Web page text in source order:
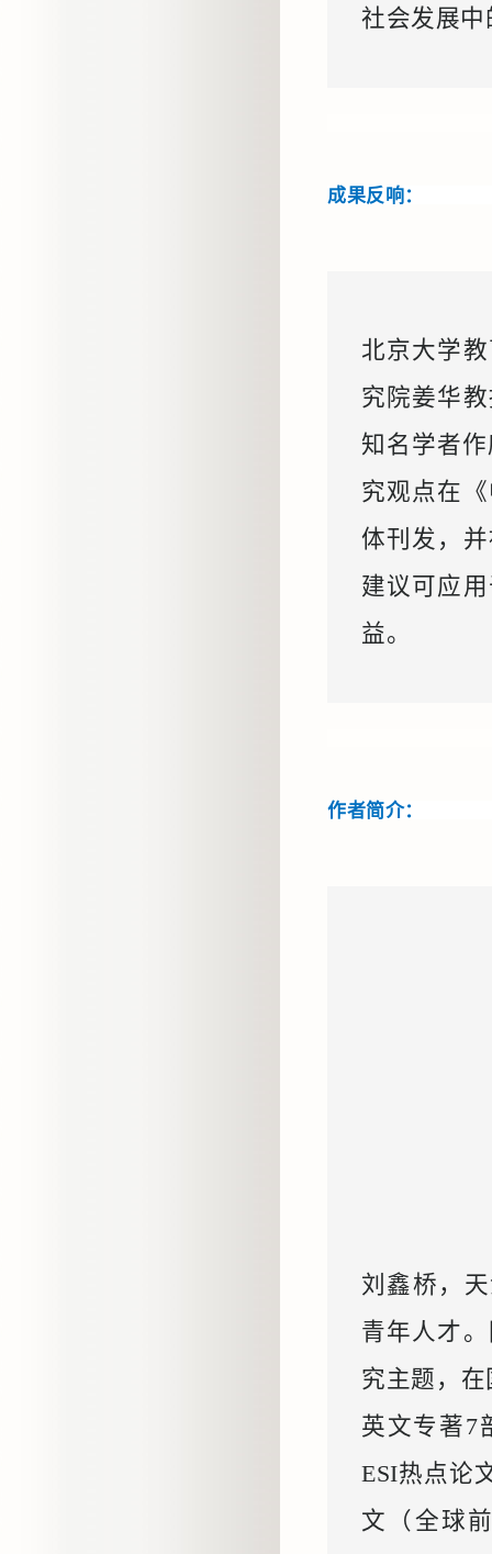
社会发展
成果反响：
北京大学
究院姜华
知名学者
究观点在
体刊发，
建议可应
益。
作者简介：
刘鑫桥，
青年人才
究主题，
英文专著7
ESI热点论
文（全球